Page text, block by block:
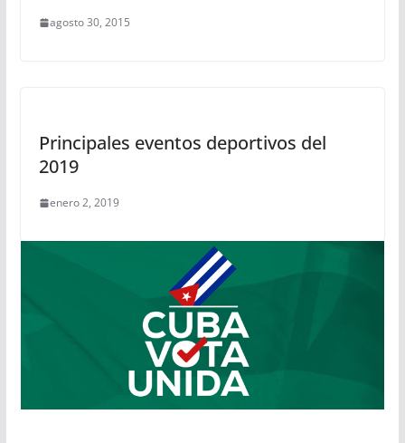
agosto 30, 2015
Principales eventos deportivos del
2019
enero 2, 2019